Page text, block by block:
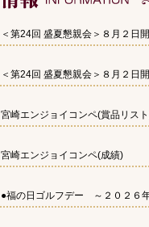
＜第24回 盛夏懇親会＞８月２日
＜第24回 盛夏懇親会＞８月２日
宮崎エンジョイコンペ(賞品リス
宮崎エンジョイコンペ(成績)
●福の日ゴルフデー ～２０２６